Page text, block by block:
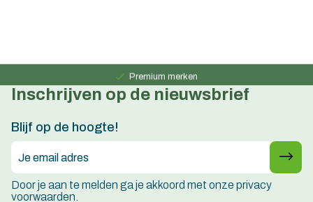
Premium merken
Persoonlijk advies
Inschrijven op de nieuwsbrief
Blijf op de hoogte!
Door je aan te melden ga je akkoord met onze privacy
voorwaarden.